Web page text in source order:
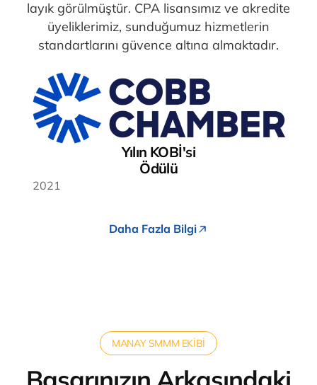
layık görülmüştür. CPA lisansımız ve akredite
üyeliklerimiz, sunduğumuz hizmetlerin
standartlarını güvence altına almaktadır.
Yılın KOBİ'si
Ödülü
2021
Daha Fazla Bilgi
MANAY SMMM EKİBİ